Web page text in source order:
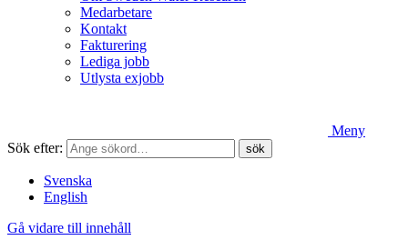
Medarbetare
Kontakt
Fakturering
Lediga jobb
Utlysta exjobb
Meny
Sök efter:
Svenska
English
Gå vidare till innehåll